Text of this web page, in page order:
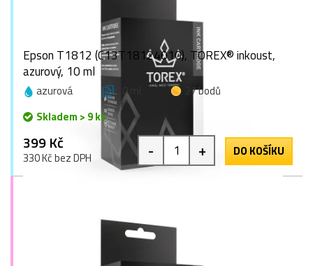
Epson T1812 (C13T18124010), TOREX® inkoust,
azurový, 10 ml
azurová 10 ml
27 bodů
Skladem > 9 ks
399 Kč
330 Kč bez DPH - + DO KOŠÍKU